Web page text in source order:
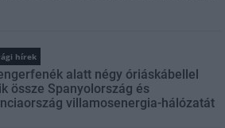
hírek
alatt négy óriáskábellel
össze Spanyolország és
villamosenergia-hálózatát